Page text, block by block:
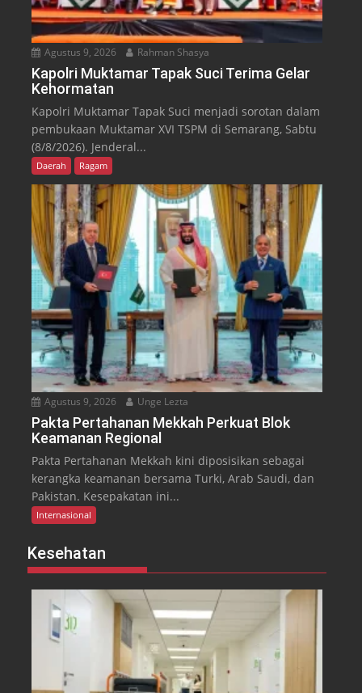
Agustus 9, 2026 Rahman Shasya
Kapolri Muktamar Tapak Suci Terima Gelar
Kehormatan
Kapolri Muktamar Tapak Suci menjadi sorotan dalam
pembukaan Muktamar XVI TSPM di Semarang, Sabtu
(8/8/2026). Jenderal...
Daerah Ragam
Agustus 9, 2026 Unge Lezta
Pakta Pertahanan Mekkah Perkuat Blok
Keamanan Regional
Pakta Pertahanan Mekkah kini diposisikan sebagai
kerangka keamanan bersama Turki, Arab Saudi, dan
Pakistan. Kesepakatan ini...
Internasional
Kesehatan